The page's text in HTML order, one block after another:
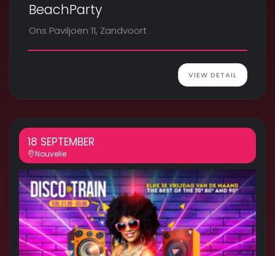
BeachParty
Ons Paviljoen 11, Zandvoort
VIEW DETAIL
18 SEPTEMBER
Nouvelle